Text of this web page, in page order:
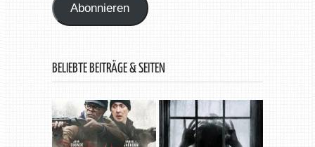
Abonnieren
BELIEBTE BEITRÄGE & SEITEN